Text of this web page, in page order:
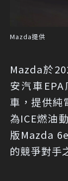
Mazda提供
Mazda於
安汽車
車，提供純
為ICE燃油
版Mazda
的競爭對手